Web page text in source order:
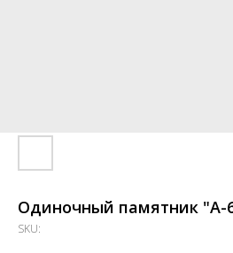
Одиночный памятник "А-
SKU: